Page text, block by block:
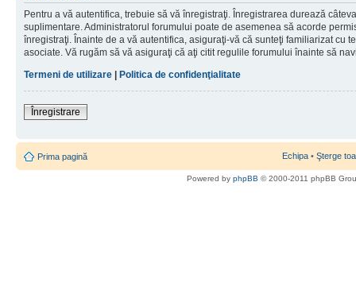
Pentru a vă autentifica, trebuie să vă înregistraţi. Înregistrarea durează
suplimentare. Administratorul forumului poate de asemenea să acorde
înregistraţi. Înainte de a vă autentifica, asiguraţi-vă că sunteţi familiarizat cu
asociate. Vă rugăm să vă asiguraţi că aţi citit regulile forumului înainte să
Termeni de utilizare | Politica de confidenţialitate
Înregistrare
Prima pagină Echipa • Şterge
Powered by phpBB © 2000-2011 phpBB